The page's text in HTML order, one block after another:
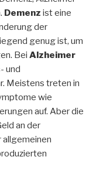
Demenz ist eine
der
genug ist, um
Bei Alzheimer
und
Meistens treten in
wie
auf. Aber die
an der